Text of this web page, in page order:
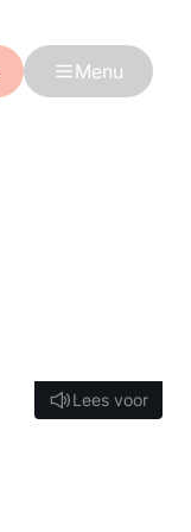
Menu
Lees voor
Lees voor